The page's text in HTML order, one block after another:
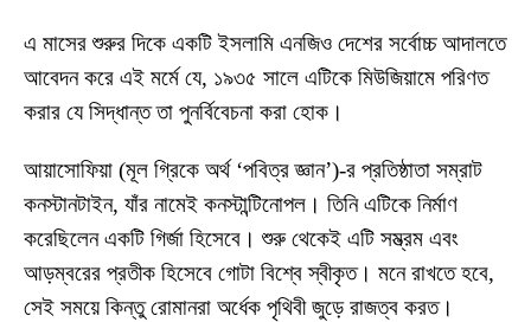
এ মাসের শুরুর দিকে একটি ইসলামি এনজিও দেশের সর্বোচ্চ আদালতে
আবেদন করে এই মর্মে যে, ১৯৩৫ সালে এটিকে মিউজিয়ামে পরিণত
করার যে সিদ্ধান্ত তা পুনর্বিবেচনা করা হোক।
আয়াসোফিয়া (মূল গ্রিকে অর্থ ‘পবিত্র জ্ঞান’)-র প্রতিষ্ঠাতা সম্রাট
কনস্টানটাইন, যাঁর নামেই কনস্টান্টিনোপল। তিনি এটিকে নির্মাণ
করেছিলেন একটি গির্জা হিসেবে। শুরু থেকেই এটি সম্ভ্রম এবং
আড়ম্বরের প্রতীক হিসেবে গোটা বিশ্বে স্বীকৃত। মনে রাখতে হবে,
সেই সময়ে কিন্তু রোমানরা অর্ধেক পৃথিবী জুড়ে রাজত্ব করত।